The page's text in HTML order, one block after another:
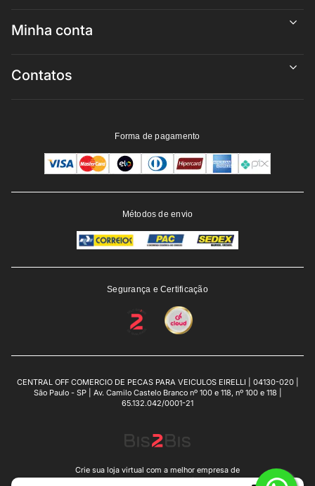
Minha conta
Contatos
Forma de pagamento
Métodos de envio
Segurança e Certificação
CENTRAL OFF COMERCIO DE PECAS PARA VEICULOS EIRELLI | 04130-020 |
São Paulo - SP | Av. Camilo Castelo Branco nº 100 e 118, nº 100 e 118 |
65.132.042/0001-21
Crie sua loja virtual com a melhor empresa de
e-commerce do Brasil.